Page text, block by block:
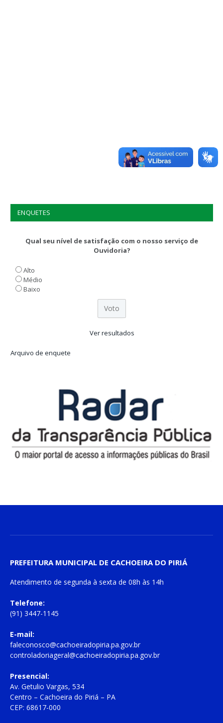
ENQUETES
Qual seu nível de satisfação com o nosso serviço de
Ouvidoria?
Alto
Médio
Baixo
Ver resultados
Arquivo de enquete
PREFEITURA MUNICIPAL DE CACHOEIRA DO PIRIÁ
Atendimento de segunda à sexta de 08h às 14h
Telefone:
(91) 3447-1145
E-mail:
faleconosco@cachoeiradopiria.pa.gov.br
controladoriageral@cachoeiradopiria.pa.gov.br
Presencial:
Av. Getulio Vargas, 534
Centro – Cachoeira do Piriá – PA
CEP: 68617-000